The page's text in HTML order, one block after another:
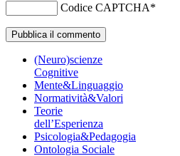
Codice CAPTCHA*
(Neuro)scienze
Cognitive
Mente&Linguaggio
Normatività&Valori
Teorie
dell’Esperienza
Psicologia&Pedagogia
Ontologia Sociale